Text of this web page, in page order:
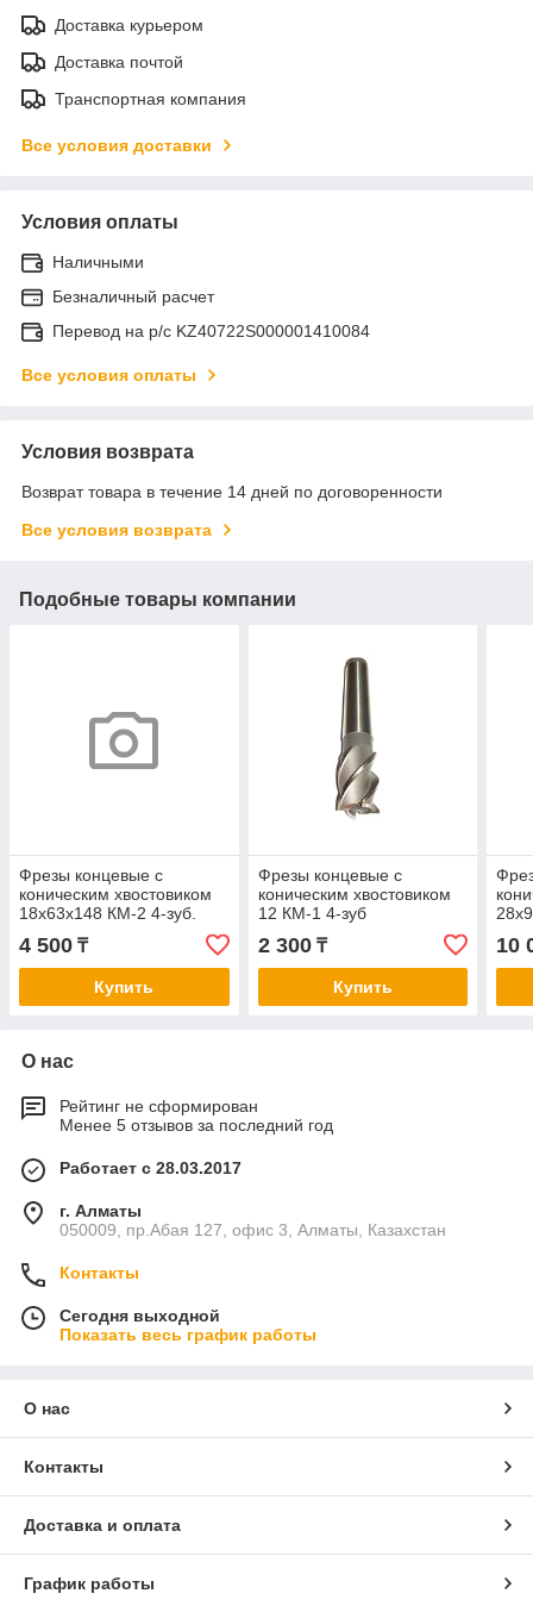
Доставка курьером
Доставка почтой
Транспортная компания
Все условия доставки
Условия оплаты
Наличными
Безналичный расчет
Перевод на р/с KZ40722S000001410084
Все условия оплаты
Условия возврата
Возврат товара в течение 14 дней по договоренности
Все условия возврата
Подобные товары компании
Фрезы концевые с
коническим хвостовиком
18х63х148 КМ-2 4-зуб.
4 500 ₸
Купить
Фрезы концевые с
коническим хвостовиком
12 КМ-1 4-зуб
2 300₸
Купить
10
О нас
Рейтинг не сформирован
Менее 5 отзывов за последний год
Работает с 28.03.2017
г. Алматы
050009, пр.Абая 127, офис 3, Алматы, Казахстан
Контакты
Сегодня выходной
Показать весь график работы
О нас
Контакты
Доставка и оплата
График работы